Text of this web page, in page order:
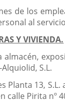
de los
al
Y VIVIENDA.
S.L.
Planta 13,
Pirita nº